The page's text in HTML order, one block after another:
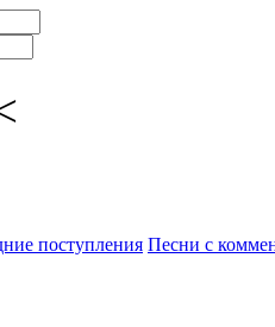
поступления Песни с